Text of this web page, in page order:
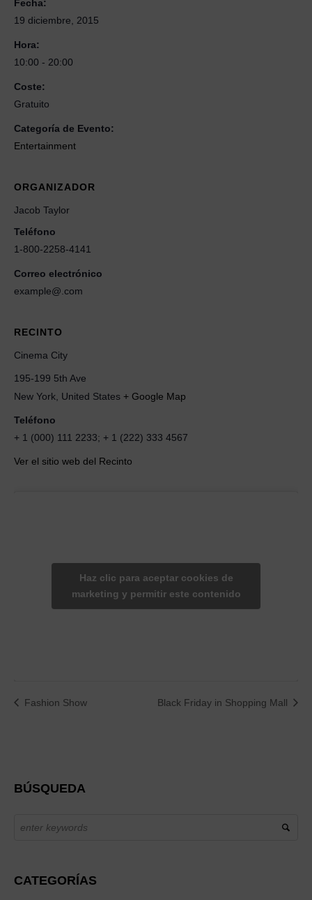
Fecha:
19 diciembre, 2015
Hora:
10:00 - 20:00
Coste:
Gratuito
Categoría de Evento:
Entertainment
ORGANIZADOR
Jacob Taylor
Teléfono
1-800-2258-4141
Correo electrónico
example@.com
RECINTO
Cinema City
195-199 5th Ave
New York United States + Google Map
Teléfono
+ 1 (000) 111 2233; + 1 (222) 333 4567
Ver el sitio web del Recinto
Haz clic para aceptar cookies de
marketing y permitir este contenido
Fashion Show Black Friday in Shopping Mall
BÚSQUEDA
CATEGORÍAS